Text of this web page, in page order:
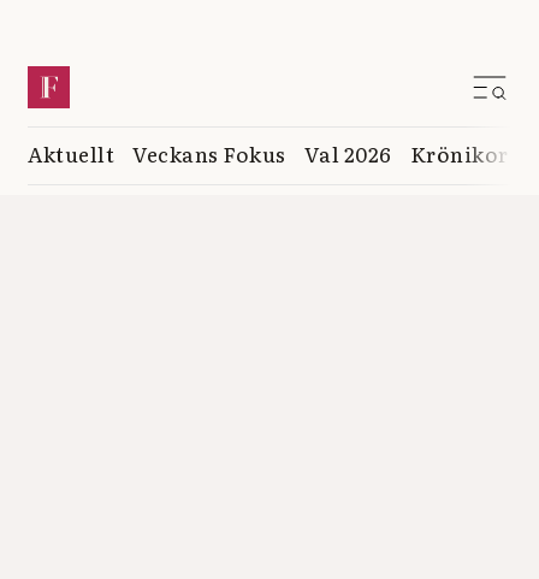
Aktuellt Veckans Fokus Val 2026 Krönikor